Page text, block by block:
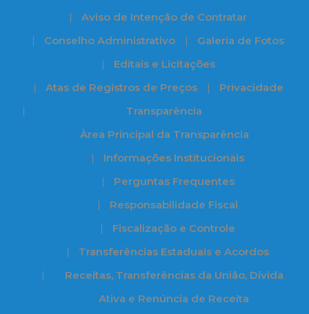
Aviso de Intenção de Contratar
Conselho Administrativo
Galeria de Fotos
Editais e Licitações
Atas de Registros de Preços
Privacidade
Transparência
Àrea Principal da Transparência
Informações Institucionais
Perguntas Frequentes
Responsabilidade Fiscal
Fiscalização e Controle
Transferências Estaduais e Acordos
Receitas, Transferências da União, Dívida
Ativa e Renúncia de Receita